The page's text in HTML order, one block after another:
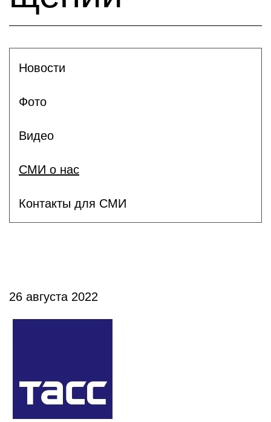
Новости
Фото
Видео
СМИ о нас
Контакты для СМИ
26 августа 2022